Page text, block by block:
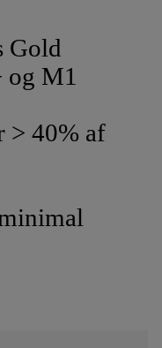
Gold
M1
> 40% af